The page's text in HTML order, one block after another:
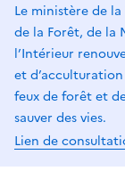
Le ministère de
de la Forêt, de la
l’Intérieur
et
feux de forêt et
sauver des vies.
Lien de